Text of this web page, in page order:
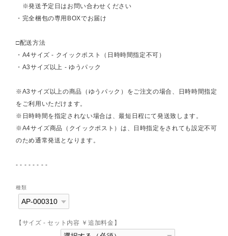
※発送予定日はお問い合わせください
・完全梱包の専用BOXでお届け
□配送方法
・A4サイズ - クイックポスト（日時時間指定不可）
・A3サイズ以上 - ゆうパック
※A3サイズ以上の商品（ゆうパック）をご注文の場合、日時時間指定
をご利用いただけます。
※日時時間を指定されない場合は、最短日程にて発送致します。
※A4サイズ商品（クイックポスト）は、日時指定をされても設定不可
のため通常発送となります。
- - - - - - - -
種類
【サイズ - セット内容 ￥追加料金】